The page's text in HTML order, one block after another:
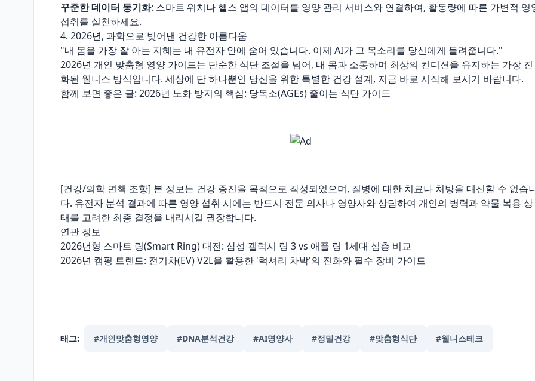
꾸준한 데이터 동기화: 스마트 워치나 헬스 앱의 데이터를 영양 관리 서비스와 연결하여, 활동량에 따른 가변적 영
섭취를 실천하세요.
4. 2026년, 과학으로 빚어낸 건강한 아름다움
"내 몸을 가장 잘 아는 지혜는 내 유전자 안에 숨어 있습니다. 이제 AI가 그 목소리를 당신에게 들려줍니다."
2026년 개인 맞춤형 영양 가이드는 단순한 식단 조절을 넘어, 내 몸과 소통하며 최상의 컨디션을 유지하는 가장 진
화된 웰니스 방식입니다. 세상에 단 하나뿐인 당신을 위한 특별한 건강 설계, 지금 바로 시작해 보시기 바랍니다.
함께 보면 좋은 글: 2026년 노화 방지의 핵심: 당독소(AGEs) 줄이는 식단 가이드
[건강/의학 면책 조항] 본 정보는 건강 증진을 목적으로 작성되었으며, 질병에 대한 치료나 처방을 대신할 수 없습
다. 유전자 분석 결과에 따른 영양 섭취 시에는 반드시 전문 의사나 영양사와 상담하여 개인의 병력과 약물 복용 상
태를 고려한 최종 결정을 내리시길 권장합니다.
연관 정보
2026년형 스마트 링(Smart Ring) 대전: 삼성 갤럭시 링 3 vs 애플 링 1세대 심층 비교
2026년 캠핑 트렌드: 전기차(EV) V2L을 활용한 '럭셔리 차박'의 진화와 필수 장비 가이드
태그: #개인맞춤형영양 #DNA분석건강 #AI영양사 #정밀건강 #맞춤형식단 #웰니스테크